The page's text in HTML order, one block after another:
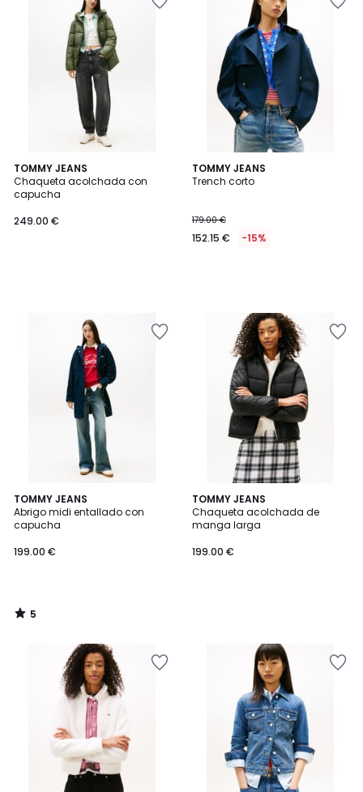
TOMMY JEANS
Chaqueta acolchada con
capucha
249.00 €
TOMMY JEANS
Trench corto
179.00 €
152.15 € -15%
TOMMY JEANS
Abrigo midi entallado con
capucha
199.00 €
5
/
5
5
/
TOMMY JEANS
Chaqueta acolchada de
manga larga
199.00 €